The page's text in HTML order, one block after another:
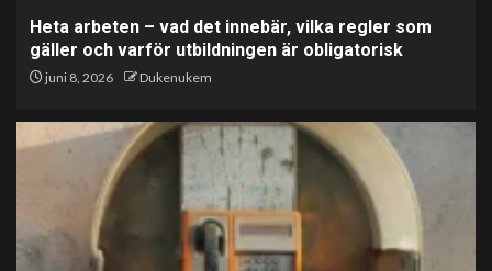
Heta arbeten – vad det innebär, vilka regler som
gäller och varför utbildningen är obligatorisk
juni 8, 2026 Dukenukem